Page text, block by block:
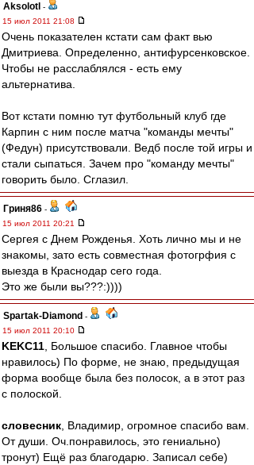
Aksolotl -
15 июл 2011 21:08
Очень показателен кстати сам факт вью
Дмитриева. Определенно, антифурсенковское.
Чтобы не расслаблялся - есть ему
альтернатива.
Вот кстати помню тут футбольный клуб где
Карпин с ним после матча "команды мечты"
(Федун) присутствовали. Ведб после той игры и
стали сыпаться. Зачем про "команду мечты"
говорить было. Сглазил.
Гриня86 -
15 июл 2011 20:21
Сергея с Днем Рожденья. Хоть лично мы и не
знакомы, зато есть совместная фотогрфия с
выезда в Краснодар сего года.
Это же были вы???:))))
Spartak-Diamond -
15 июл 2011 20:10
KEKC11 , Большое спасибо. Главное чтобы
нравилось) По форме, не знаю, предыдущая
форма вообще была без полосок, а в этот раз
с полоской.
словесник , Владимир, огромное спасибо вам.
От души. Оч.понравилось, это гениально)
тронут) Ещё раз благодарю. Записал себе)